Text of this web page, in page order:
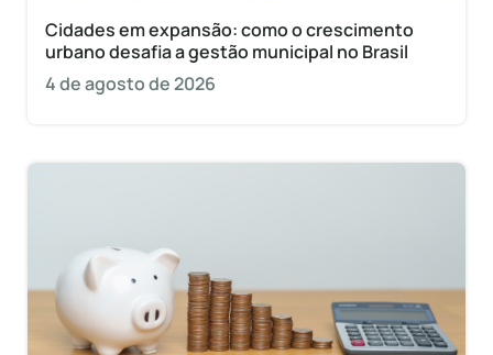
Cidades em expansão: como o crescimento
urbano desafia a gestão municipal no Brasil
4 de agosto de 2026